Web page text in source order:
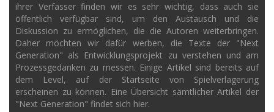
ihrer Verfasser finden wir es sehr wichtig, dass auch sie
öffentlich verfügbar sind, um den Austausch und die
Diskussion zu ermöglichen, die die Autoren weiterbringen.
Daher möchten wir dafür werben, die Texte der "Next
Generation" als Entwicklungsprojekt zu verstehen und am
Prozessgedanken zu messen. Einige Artikel sind bereits auf
dem Level, auf der Startseite von Spielverlagerung
erscheinen zu können. Eine Übersicht sämtlicher Artikel der
"Next Generation" findet sich hier.